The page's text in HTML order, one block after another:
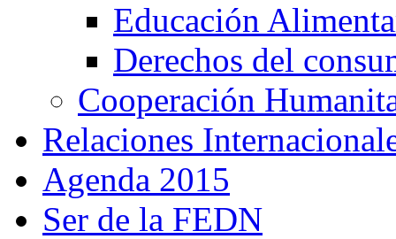
Educación
Derechos del
Cooperación
Relaciones
Agenda 2015
Ser de la FEDN